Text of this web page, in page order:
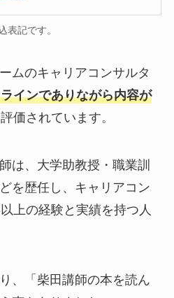
表記です。
ムのキャリアコンサルタ
インでありながら内容が
価されています。
は、大学助教授・職業訓
を歴任し、キャリアコン
上の経験と実績を持つ人
、「柴田講師の本を読ん